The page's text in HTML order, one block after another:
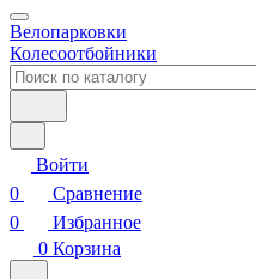
Велопарковки
Колесоотбойники
Войти
0
Сравнение
0
Избранное
0 Корзина